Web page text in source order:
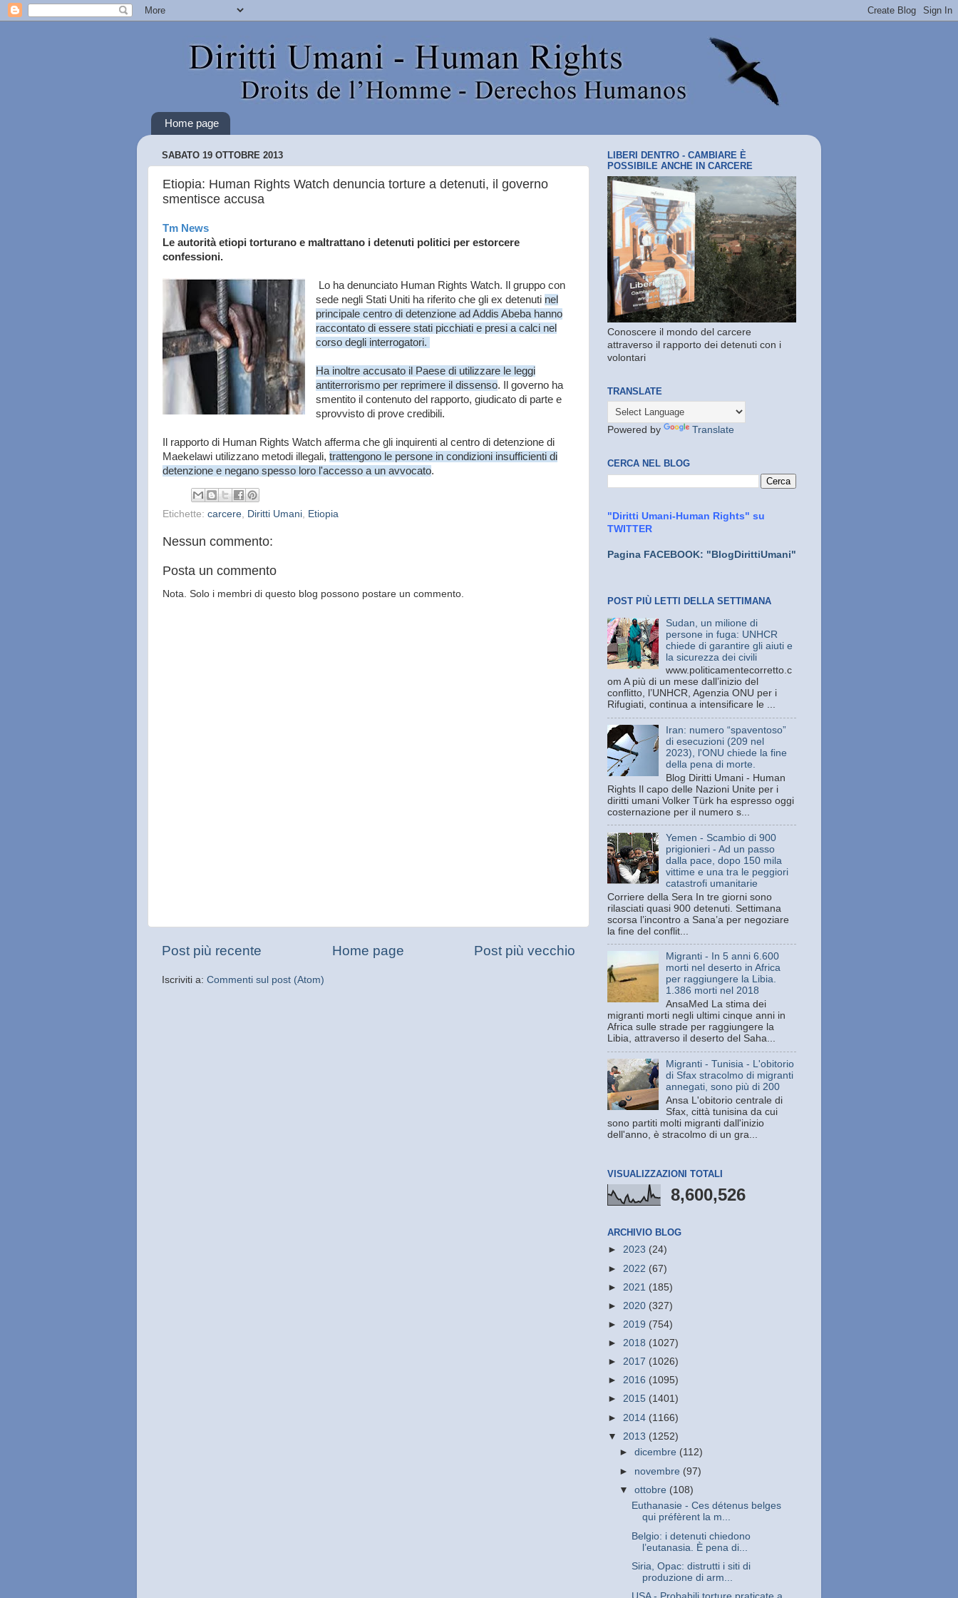
Home page
SABATO 19 OTTOBRE 2013
Etiopia: Human Rights Watch denuncia torture a detenuti, il governo
smentisce accusa
Tm News
Le autorità etiopi torturano e maltrattano i detenuti politici per estorcere
confessioni.
Lo ha denunciato Human Rights Watch. Il gruppo con
sede negli Stati Uniti ha riferito che gli ex detenuti nel
principale centro di detenzione ad Addis Abeba hanno
raccontato di essere stati picchiati e presi a calci nel
corso degli interrogatori.
Ha inoltre accusato il Paese di utilizzare le leggi
antiterrorismo per reprimere il dissenso. Il governo ha
smentito il contenuto del rapporto, giudicato di parte e
sprovvisto di prove credibili.
Il rapporto di Human Rights Watch afferma che gli inquirenti al centro di detenzione di
Maekelawi utilizzano metodi illegali, trattengono le persone in condizioni insufficienti di
detenzione e negano spesso loro l'accesso a un avvocato.
Etichette: carcere Diritti Umani Etiopia
Nessun commento:
Posta un commento
Nota. Solo i membri di questo blog possono postare un commento.
Post più recente Post più vecchio
Home page
Iscriviti a: Commenti sul post (Atom)
LIBERI DENTRO - CAMBIARE È
POSSIBILE ANCHE IN CARCERE
Conoscere il mondo del carcere
attraverso il rapporto dei detenuti con i
volontari
TRANSLATE
Powered by Translate
CERCA NEL BLOG
"Diritti Umani-Human Rights" su
TWITTER
Pagina FACEBOOK: "BlogDirittiUmani"
POST PIÙ LETTI DELLA SETTIMANA
Sudan, un milione di
persone in fuga: UNHCR
chiede di garantire gli aiuti e
la sicurezza dei civili
www.politicamentecorretto.c
om A più di un mese dall’inizio del
conflitto, l’UNHCR, Agenzia ONU per i
Rifugiati, continua a intensificare le ...
Iran: numero “spaventoso”
di esecuzioni (209 nel
2023), l'ONU chiede la fine
della pena di morte.
Blog Diritti Umani - Human
Rights Il capo delle Nazioni Unite per i
diritti umani Volker Türk ha espresso oggi
costernazione per il numero s...
Yemen - Scambio di 900
prigionieri - Ad un passo
dalla pace, dopo 150 mila
vittime e una tra le peggiori
catastrofi umanitarie
Corriere della Sera In tre giorni sono
rilasciati quasi 900 detenuti. Settimana
scorsa l’incontro a Sana’a per negoziare
la fine del conflit...
Migranti - In 5 anni 6.600
morti nel deserto in Africa
per raggiungere la Libia.
1.386 morti nel 2018
AnsaMed La stima dei
migranti morti negli ultimi cinque anni in
Africa sulle strade per raggiungere la
Libia, attraverso il deserto del Saha...
Migranti - Tunisia - L'obitorio
di Sfax stracolmo di migranti
annegati, sono più di 200
Ansa L'obitorio centrale di
Sfax, città tunisina da cui
sono partiti molti migranti dall'inizio
dell'anno, è stracolmo di un gra...
VISUALIZZAZIONI TOTALI
8,600,526
ARCHIVIO BLOG
► 2023 (24)
► 2022 (67)
► 2021 (185)
► 2020 (327)
► 2019 (754)
► 2018 (1027)
► 2017 (1026)
► 2016 (1095)
► 2015 (1401)
► 2014 (1166)
▼ 2013 (1252)
►dicembre (112)
► novembre (97)
▼ottobre (108)
Euthanasie - Ces détenus belges
qui préfèrent la m...
Belgio: i detenuti chiedono
l’eutanasia. È pena di...
Siria, Opac: distrutti i siti di
produzione di arm...